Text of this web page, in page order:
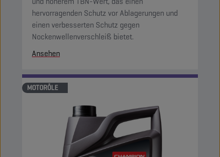
hervorragenden Schutz vor Ablagerungen und
einen verbesserten Schutz gegen
Nockenwellenverschleiß bietet.
Ansehen
MOTORÖLE